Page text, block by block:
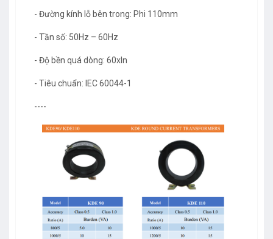
- Đường kính lỗ bên trong: Phi 110mm
- Tần số: 50Hz – 60Hz
- Độ bền quá dòng: 60xIn
- Tiêu chuẩn: IEC 60044-1
----